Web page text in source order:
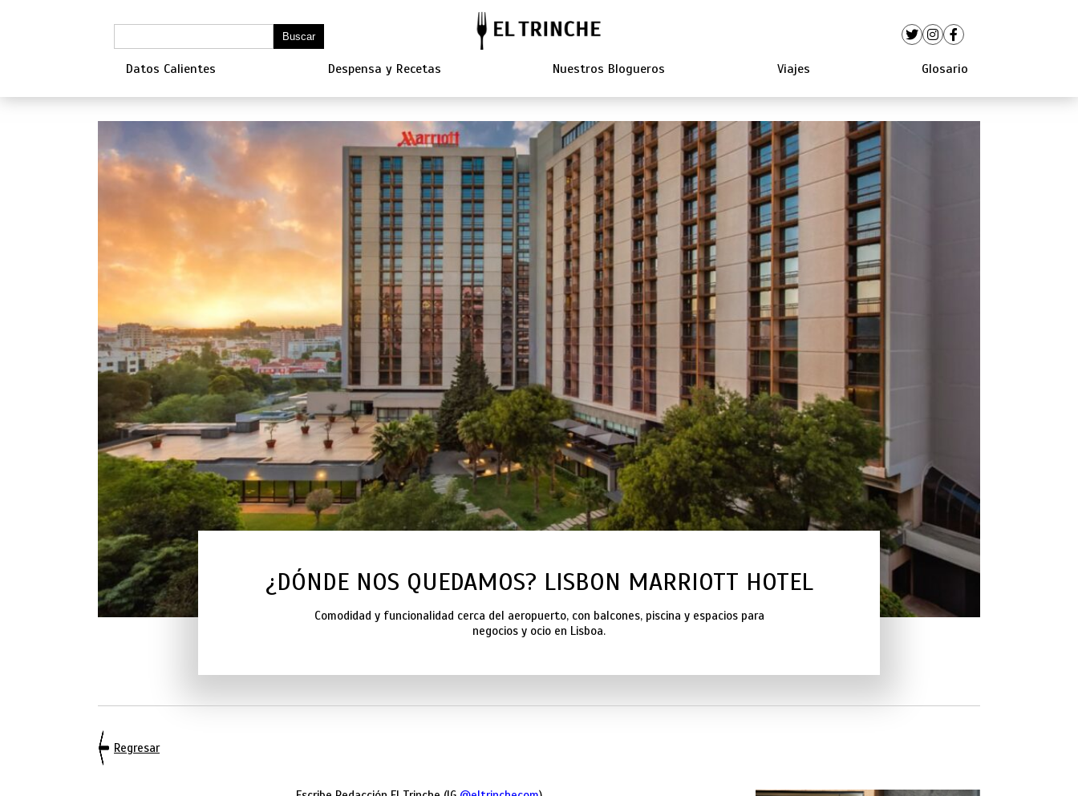
Datos Calientes Despensa y Recetas Nuestros Blogueros Viajes Glosario
¿DÓNDE NOS QUEDAMOS? LISBON MARRIOTT HOTEL
Comodidad y funcionalidad cerca del aeropuerto, con balcones, piscina y espacios para
negocios y ocio en Lisboa.
Regresar